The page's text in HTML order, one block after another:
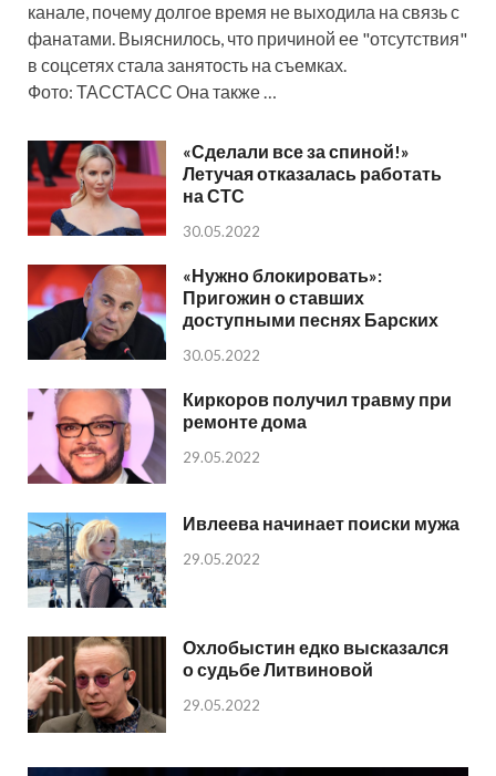
канале, почему долгое время не выходила на связь с
фанатами. Выяснилось, что причиной ее "отсутствия"
в соцсетях стала занятость на съемках.
Фото: ТАССТАСС Она также …
«Сделали все за спиной!»
Летучая отказалась работать
на СТС
30.05.2022
«Нужно блокировать»:
Пригожин о ставших
доступными песнях Барских
30.05.2022
Киркоров получил травму при
ремонте дома
29.05.2022
Ивлеева начинает поиски мужа
29.05.2022
Охлобыстин едко высказался
о судьбе Литвиновой
29.05.2022